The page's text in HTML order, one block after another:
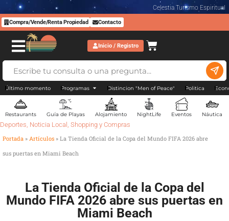
Celestia Turismo Espiritual
Compra/Vende/Renta Propiedad Contacto
Inicio / Registro
Último momento Programas Distincion "Men of Peace" Politica
Restaurants Guía de Playas Alojamiento NightLife Eventos Náutica
Deportes, Noticia Local , Shopping y Compras
Portada » Artículos » La Tienda Oficial de la Copa del Mundo FIFA 2026 abre
sus puertas en Miami Beach
La Tienda Oficial de la Copa del
Mundo FIFA 2026 abre sus puertas en
Miami Beach